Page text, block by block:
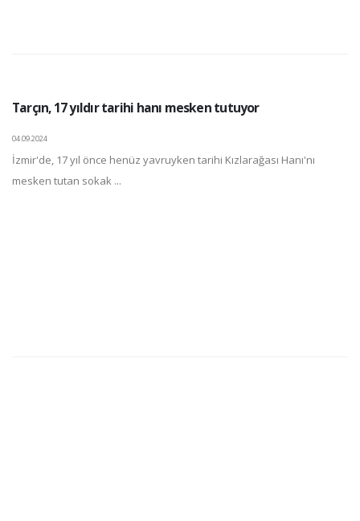
Tarçın, 17 yıldır tarihi hanı mesken tutuyor
04.09.2024
İzmir'de, 17 yıl önce henüz yavruyken tarihi Kızlarağası Hanı'nı
mesken tutan sokak ...